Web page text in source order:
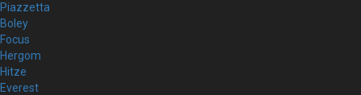
Piazzetta
Boley
Focus
Hergom
Hitze
Everest